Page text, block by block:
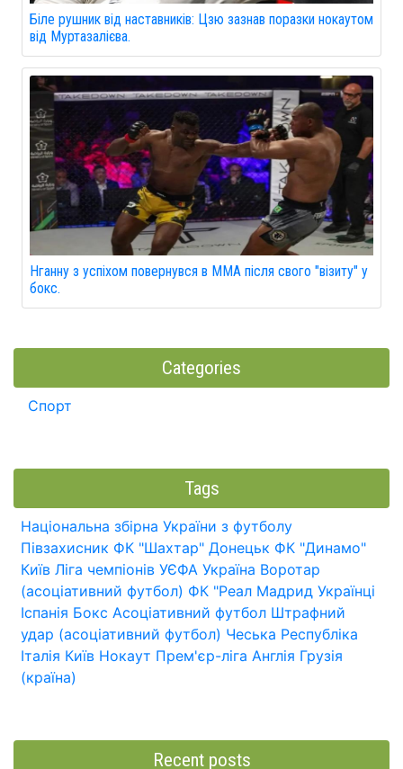
Біле рушник від наставників: Цзю зазнав поразки нокаутом
від Муртазалієва.
Нганну з успіхом повернувся в MMA після свого "візиту" у
бокс.
Categories
Спорт
Tags
Національна збірна України з футболу
Півзахисник ФК "Шахтар" Донецьк ФК "Динамо"
Київ Ліга чемпіонів УЄФА Україна Воротар
(асоціативний футбол) ФК "Реал Мадрид Українці
Іспанія Бокс Асоціативний футбол Штрафний
удар (асоціативний футбол) Чеська Республіка
Італія Київ Нокаут Прем'єр-ліга Англія Грузія
(країна)
Recent posts